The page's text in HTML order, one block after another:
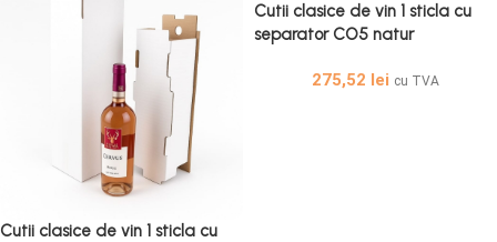
Cutii clasice de vin 1 sticla cu
Cutii clasice de vin 1 sticla cu
separator CO5 natur
Vin Naturale Cu Separator
275,52 lei cu TVA